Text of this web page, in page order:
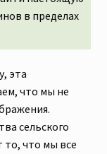
в пределах
эта
что мы не
сельского
что мы все